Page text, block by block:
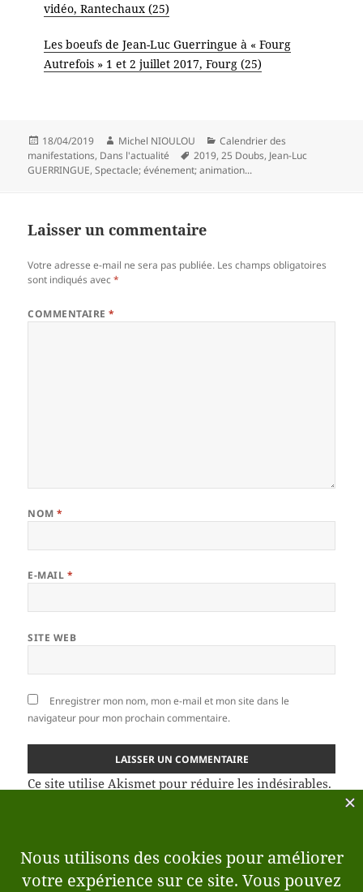
vidéo, Rantechaux (25)
Les boeufs de Jean-Luc Guerringue à « Fourg
Autrefois » 1 et 2 juillet 2017, Fourg (25)
Publié
le
18/04/2019 Auteur
Michel NIOULOU Catégories
Calendrier des
manifestations, Dans l'actualité
Mots-
clés
2019,25 Doubs, Jean-Luc
GUERRINGUE,Spectacle; événement; animation...
Laisser un commentaire
Votre adresse e-mail ne sera pas publiée. Les champs obligatoires
sont indiqués avec*
COMMENTAIRE*
NOM*
E-MAIL *
SITE WEB
Enregistrer mon nom, mon e-mail et mon site dans le
navigateur pour mon prochain commentaire.
Ce site utilise Akismet pour réduire les indésirables.
PRÉCÉDENT